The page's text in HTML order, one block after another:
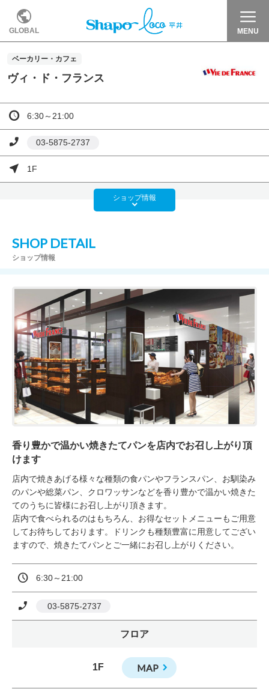
GLOBAL MENU
ベーカリー・カフェ
ヴィ・ド・フランス
6:30～21:00
03-5875-2737
1F
ショップ情報
SHOP DETAIL
ショップ情報
香り豊かで温かい焼きたてパンを店内でお召し上がり頂
けます
店内で焼きあげる様々な種類の食パンやフランスパン、お馴染み
のパンや総菜パン、クロワッサンなどを香り豊かで温かい焼きた
てのうちに皆様にお召し上がり頂きます。
店内で食べられるのはもちろん、お得なセットメニューもご用意
してお待ちしております。ドリンクも種類豊富に用意してござい
ますので、焼きたてパンとご一緒にお召し上がりください。
6:30～21:00
03-5875-2737
フロア
1F MAP